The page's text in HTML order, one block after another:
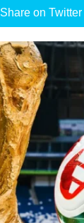
Share on Twitter